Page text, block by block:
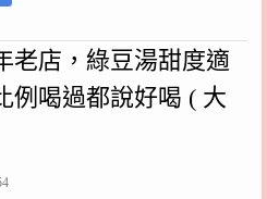
老店，綠豆湯甜度適
例喝過都說好喝 ( 大